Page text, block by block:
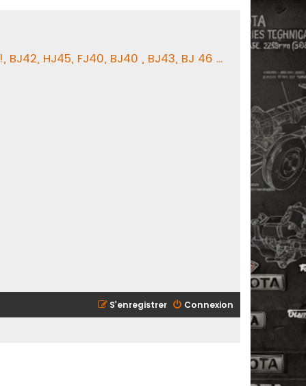
HJ45, FJ40, BJ40 , BJ43, BJ 46 ...
Connexion
S’enregistrer